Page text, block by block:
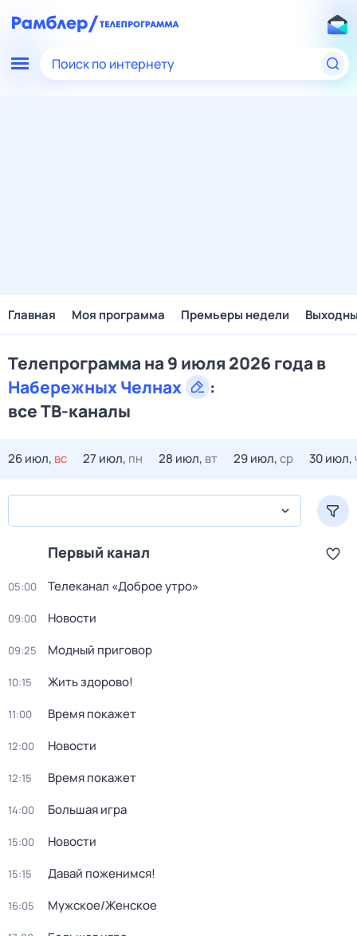
Поиск по интернету
Главная Моя программа Премьеры недели
Телепрограмма на 9 июля 2026 года в
Набережных Челнах
:
все ТВ-каналы
26 июл, вс 27 июл, пн 28 июл, вт 29 июл,ср 30 июл,
Первый канал
05:00 Телеканал «Доброе утро»
09:00 Новости
09:25 Модный приговор
10:15 Жить здорово!
11:00 Время покажет
12:00 Новости
12:15 Время покажет
14:00 Большая игра
15:00 Новости
15:15 Давай поженимся!
16:05 Мужское/Женское